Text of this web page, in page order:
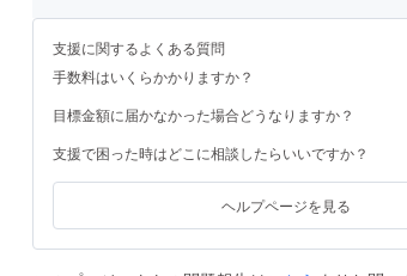
支援に関するよくある質問
手数料はいくらかかりますか？
目標金額に届かなかった場合どうなりますか？
支援で困った時はどこに相談したらいいですか？
ヘルプページを見る